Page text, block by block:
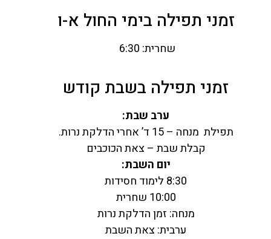
זמני תפילה בימי החול א-ו
שחרית: 6:30
זמני תפילה בשבת קודש
ערב שבת:
תפילת מנחה – 15 ד’ אחרי הדלקת נרות.
קבלת שבת – צאת הכוכבים
יום השבת:
8:30 לימוד חסידות
10:00 שחרית
מנחה: זמן הדלקת נרות
ערבית: צאת השבת